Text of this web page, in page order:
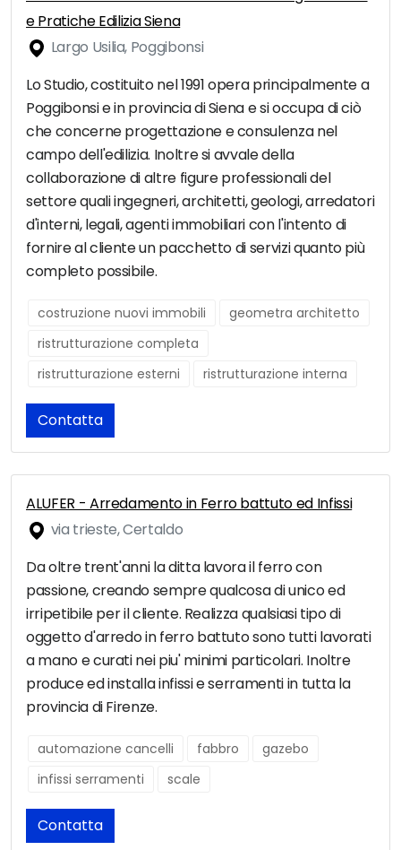
e Pratiche Edilizia Siena
Largo Usilia, Poggibonsi
Lo Studio, costituito nel 1991 opera principalmente a
Poggibonsi e in provincia di Siena e si occupa di ciò
che concerne progettazione e consulenza nel
campo dell'edilizia. Inoltre si avvale della
collaborazione di altre figure professionali del
settore quali ingegneri, architetti, geologi, arredatori
d'interni, legali, agenti immobiliari con l'intento di
fornire al cliente un pacchetto di servizi quanto più
completo possibile.
costruzione nuovi immobili
geometra architetto
ristrutturazione completa
ristrutturazione esterni
ristrutturazione interna
Contatta
ALUFER - Arredamento in Ferro battuto ed Infissi
via trieste, Certaldo
Da oltre trent'anni la ditta lavora il ferro con
passione, creando sempre qualcosa di unico ed
irripetibile per il cliente. Realizza qualsiasi tipo di
oggetto d'arredo in ferro battuto sono tutti lavorati
a mano e curati nei piu' minimi particolari. Inoltre
produce ed installa infissi e serramenti in tutta la
provincia di Firenze.
automazione cancelli fabbro
gazebo
infissi serramenti
scale
Contatta